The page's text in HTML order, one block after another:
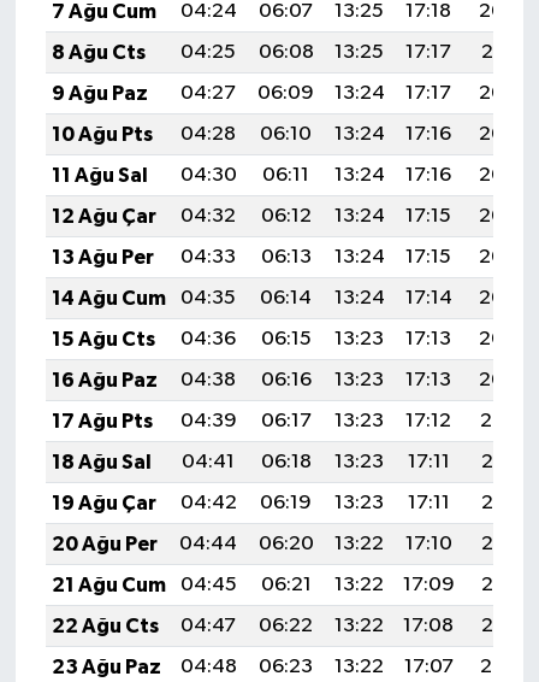
7 Ağu Cum
04:24 06:07 13:25 17:18
20:33
8 Ağu Cts
04:25 06:08 13:25 17:17
20:31
9 Ağu Paz
04:27 06:09 13:24 17:17
20:30
10 Ağu Pts
04:28 06:10 13:24 17:16
20:29
11 Ağu Sal
04:30 06:11 13:24 17:16
20:27
12 Ağu Çar
04:32 06:12 13:24 17:15
20:26
13 Ağu Per
04:33 06:13 13:24 17:15
20:25
14 Ağu Cum
04:35 06:14 13:24 17:14
20:23
15 Ağu Cts
04:36 06:15 13:23 17:13
20:22
16 Ağu Paz
04:38 06:16 13:23 17:13
20:20
17 Ağu Pts
04:39 06:17 13:23 17:12
20:19
18 Ağu Sal
04:41 06:18 13:23 17:11
20:18
19 Ağu Çar
04:42 06:19 13:23 17:11
20:16
20 Ağu Per
04:44 06:20 13:22 17:10
20:15
21 Ağu Cum
04:45 06:21 13:22 17:09
20:13
22 Ağu Cts
04:47 06:22 13:22 17:08
20:12
23 Ağu Paz
04:48 06:23 13:22 17:07
20:10